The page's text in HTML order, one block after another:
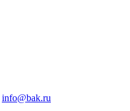
info@bak.ru